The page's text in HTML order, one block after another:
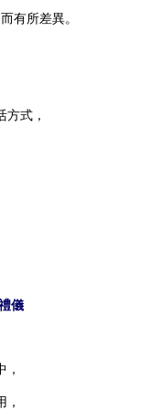
有所差異。
方式，
儀
，
，